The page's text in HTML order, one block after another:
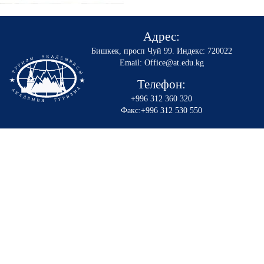
Адрес:
Бишкек, просп Чуй 99. Индекс: 720022
Email: Office@at.edu.kg
Телефон:
+996 312 360 320
Факс:+996 312 530 550